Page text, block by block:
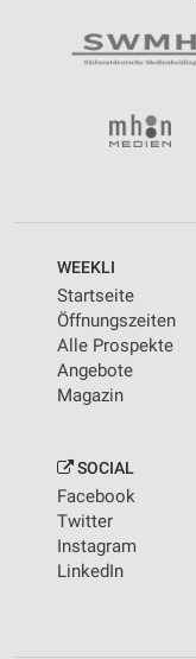
WEEKLI
Startseite
Öffnungszeiten
Alle Prospekte
Angebote
Magazin
SOCIAL
Facebook
Twitter
Instagram
LinkedIn